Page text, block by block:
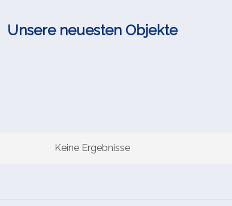
Unsere neuesten Objekte
Keine Ergebnisse